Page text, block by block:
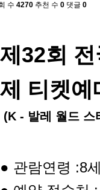
수 4270 추천 수 0 댓글 0
제32회
제 티켓예
(K - 발레 월드 스
● 관람연령 :8